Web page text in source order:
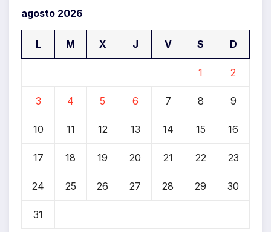
agosto 2026
L M X J V S D
1 2
3 4 5 6 7 8 9
10 11 12 13 14 15 16
17 18 19 20 21 22 23
24 25 26 27 28 29 30
31